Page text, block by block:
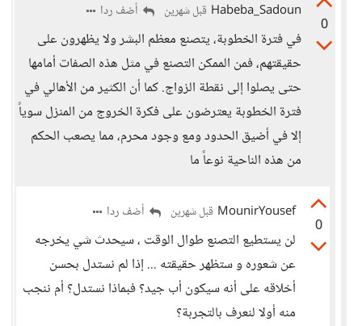
0
Habeba_Sadoun قبل شهرين أضف ردا
في فترة الخطوبة، يتصنع معظم البشر ولا يظهرون على
حقيقتهم، فمن الممكن التصنع في مثل هذه الصفات أمامها
حتى يصلوا إلى نقطة الزواج. كما أن الكثير من الأهالي في
فترة الخطوبة يعترضون على فكرة الخروج من المنزل سوياً
إلا في أضيق الحدود ومع وجود محرم، مما يصعب الحكم
من هذه الناحية نوعاً ما
0
MounirYousef قبل شهرين أضف ردا
لن يستطيع التصنع طوال الوقت ، سيحدث شي يخرجه
عن شعوره و ستظهر حقيقته ... إذا لم نستدل بحسن
أخلاقه على أنه سيكون أب جيد؟ فبماذا نستدل؟ أم ننجب
منه أولا لنعرف بالتجربة؟